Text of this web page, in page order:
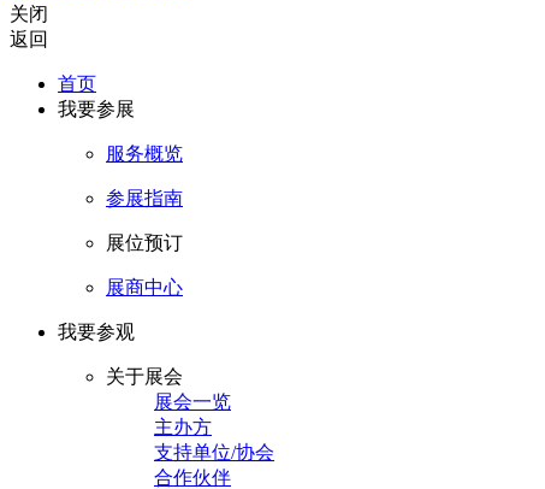
关闭
返回
首页
我要参展
服务概览
参展指南
展位预订
展商中心
我要参观
关于展会
展会一览
主办方
支持单位/协会
合作伙伴